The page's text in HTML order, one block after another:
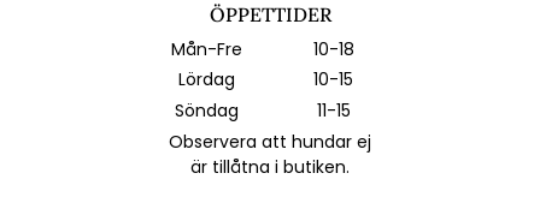
ÖPPETTIDER
Mån-Fre
10-18
Lördag
10-15
Söndag
11-15
Observera att hundar ej
är tillåtna i butiken.